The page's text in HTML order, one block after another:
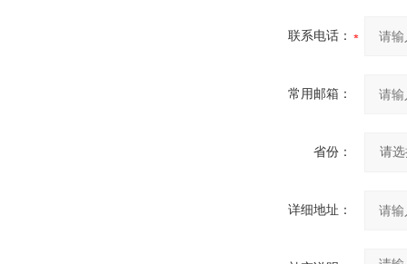
联系电话：
常用邮箱：
省份：
详细地址：